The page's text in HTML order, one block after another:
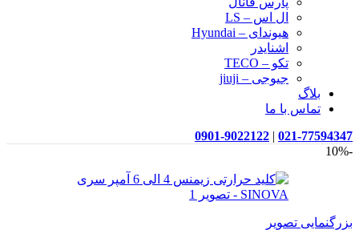
ال اس – LS
هیوندای – Hyundai
اشنایدر
تکو – TECO
جیوجی – jiuji
بلاگ
تماس با ما
021-77594347
|
0901-9022122
-10%
بزرگنمایی تصویر